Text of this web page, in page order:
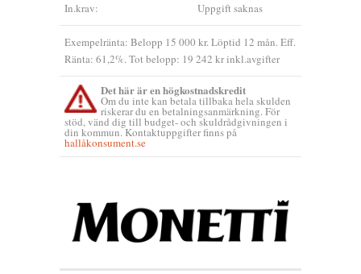
In.krav: Uppgift saknas
Exempelränta: Belopp 15 000 kr. Löptid 12 mån. Eff.
Ränta: 61,2%. Tot belopp: 19 242 kr inkl.avgifter
Det här är en högkostnadskredit
Om du inte kan betala tillbaka hela skulden
riskerar du en betalningsanmärkning. För
stöd, vänd dig till budget- och skuldrådgivningen i
din kommun. Kontaktuppgifter finns på
hallåkonsument.se